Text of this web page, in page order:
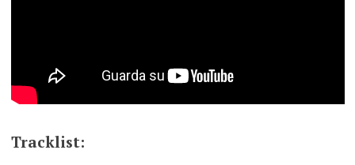
Tracklist: